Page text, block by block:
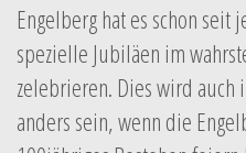
Engelberg hat es schon seit
spezielle Jubiläen im
zelebrieren. Dies wird
anders sein, wenn die